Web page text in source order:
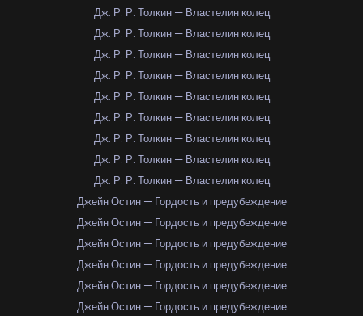
Дж. Р. Р. Толкин — Властелин колец
Дж. Р. Р. Толкин — Властелин колец
Дж. Р. Р. Толкин — Властелин колец
Дж. Р. Р. Толкин — Властелин колец
Дж. Р. Р. Толкин — Властелин колец
Дж. Р. Р. Толкин — Властелин колец
Дж. Р. Р. Толкин — Властелин колец
Дж. Р. Р. Толкин — Властелин колец
Дж. Р. Р. Толкин — Властелин колец
Джейн Остин — Гордость и предубеждение
Джейн Остин — Гордость и предубеждение
Джейн Остин — Гордость и предубеждение
Джейн Остин — Гордость и предубеждение
Джейн Остин — Гордость и предубеждение
Джейн Остин — Гордость и предубеждение